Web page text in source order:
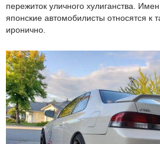
пережиток уличного хулиганства.
японские автомобилисты относятся к
иронично.